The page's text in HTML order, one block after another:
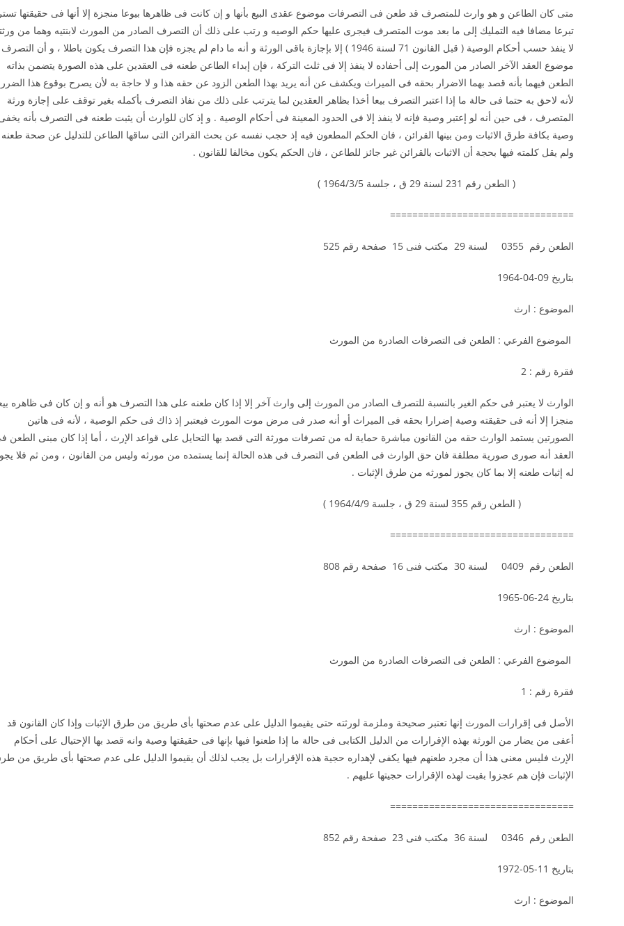
متى كان الطاعن و هو وارث للمتصرف قد طعن فى التصرفات موضوع عقدى البيع بأنها و إن كانت فى ظاهرها بيوعا منجزة إلا أنها فى حقيقتها
تبرعا مضافا فيه التمليك إلى ما بعد موت المتصرف فيجرى عليها حكم الوصيه و رتب على ذلك أن التصرف الصادر من المورث لابنتيه وهما من
لا ينفذ حسب أحكام الوصية ( قبل القانون 71 لسنة 1946 ) إلا بإجازة باقى الورثة و أنه ما دام لم يجزه فإن هذا التصرف يكون باطلا ، و أن التصرف
موضوع العقد الآخر الصادر من المورث إلى أحفاده لا ينفذ إلا فى ثلث التركة ، فإن إبداء الطاعن طعنه فى العقدين على هذه الصورة يتضمن بذاته
الطعن فيهما بأنه قصد بهما الاضرار بحقه فى الميراث ويكشف عن أنه يريد بهذا الطعن الزود عن حقه هذا و لا حاجة به لأن يصرح بوقوع هذا الضرر
لأنه لاحق به حتما فى حالة ما إذا اعتبر التصرف بيعا أخذا بظاهر العقدين لما يترتب على ذلك من نفاذ التصرف بأكمله بغير توقف على إجازة ورثة
المتصرف ، فى حين أنه لو إعتبر وصية فإنه لا ينفذ إلا فى الحدود المعينة فى أحكام الوصية . و إذ كان للوارث أن يثبت طعنه فى التصرف بأنه
وصية بكافة طرق الاثبات ومن بينها القرائن ، فان الحكم المطعون فيه إذ حجب نفسه عن بحث القرائن التى ساقها الطاعن للتدليل عن صحة طعنه
ولم يقل كلمته فيها بحجة أن الاثبات بالقرائن غير جائز للطاعن ، فان الحكم يكون مخالفا للقانون .
( الطعن رقم 231 لسنة 29 ق ، جلسة 1964/3/5 )
=================================
الطعن رقم 0355 لسنة 29 مكتب فنى 15 صفحة رقم 525
بتاريخ 09-04-1964
الموضوع : ارث
الموضوع الفرعي : الطعن فى التصرفات الصادرة من المورث
فقرة رقم : 2
الوارث لا يعتبر فى حكم الغير بالنسبة للتصرف الصادر من المورث إلى وارث آخر إلا إذا كان طعنه على هذا التصرف هو أنه و إن كان فى ظاهره
منجزا إلا أنه فى حقيقته وصية إضرارا بحقه فى الميراث أو أنه صدر فى مرض موت المورث فيعتبر إذ ذاك فى حكم الوصية ، لأنه فى هاتين
الصورتين يستمد الوارث حقه من القانون مباشرة حماية له من تصرفات مورثة التى قصد بها التحايل على قواعد الإرث ، أما إذا كان مبنى الطعن
العقد أنه صورى صورية مطلقة فان حق الوارث فى الطعن فى التصرف فى هذه الحالة إنما يستمده من مورثه وليس من القانون ، ومن ثم فلا
له إثبات طعنه إلا بما كان يجوز لمورثه من طرق الإثبات .
( الطعن رقم 355 لسنة 29 ق ، جلسة 1964/4/9 )
=================================
الطعن رقم 0409 لسنة 30 مكتب فنى 16 صفحة رقم 808
بتاريخ 24-06-1965
الموضوع : ارث
الموضوع الفرعي : الطعن فى التصرفات الصادرة من المورث
فقرة رقم : 1
الأصل فى إقرارات المورث إنها تعتبر صحيحة وملزمة لورثته حتى يقيموا الدليل على عدم صحتها بأى طريق من طرق الإثبات وإذا كان القانون قد
أعفى من يضار من الورثة بهذه الإقرارات من الدليل الكتابى فى حالة ما إذا طعنوا فيها بإنها فى حقيقتها وصية وانه قصد بها الإحتيال على أحكام
الإرث فليس معنى هذا أن مجرد طعنهم فيها يكفى لإهداره حجية هذه الإقرارات بل يجب لذلك أن يقيموا الدليل على عدم صحتها بأى طريق من
الإثبات فإن هم عجزوا بقيت لهذه الإقرارات حجيتها عليهم .
=================================
الطعن رقم 0346 لسنة 36 مكتب فنى 23 صفحة رقم 852
بتاريخ 11-05-1972
الموضوع : ارث